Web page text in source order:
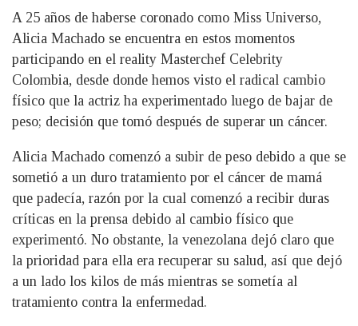
A 25 años de haberse coronado como Miss Universo,
Alicia Machado se encuentra en estos momentos
participando en el reality Masterchef Celebrity
Colombia, desde donde hemos visto el radical cambio
físico que la actriz ha experimentado luego de bajar de
peso; decisión que tomó después de superar un cáncer.
Alicia Machado comenzó a subir de peso debido a que se
sometió a un duro tratamiento por el cáncer de mamá
que padecía, razón por la cual comenzó a recibir duras
críticas en la prensa debido al cambio físico que
experimentó. No obstante, la venezolana dejó claro que
la prioridad para ella era recuperar su salud, así que dejó
a un lado los kilos de más mientras se sometía al
tratamiento contra la enfermedad.